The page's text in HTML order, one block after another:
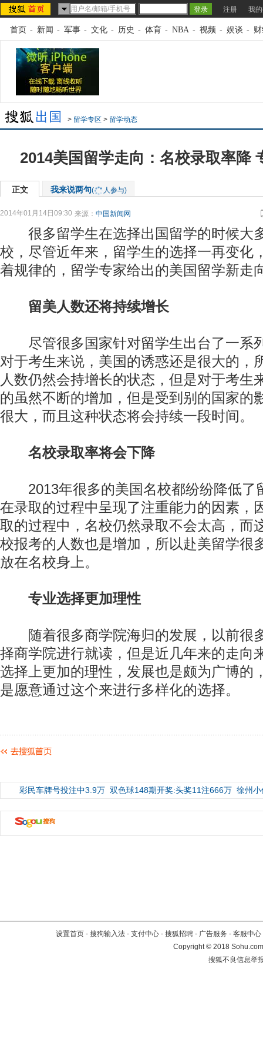
注册 我
首页 - 新闻 - 军事 - 文化 - 历史 - 体育 - NBA - 视频 - 娱谈 -
> 留学专区 > 留学动态
2014美国留学走向：名校录取率降
正文 我来说两句( 人参与)
2014年01月14日09:30 来源： 中国新闻网
很多留学生在选择出国留学的时候大
校，尽管近年来，留学生的选择一再变化
着规律的，留学专家给出的美国留学新走
留美人数还将持续增长
尽管很多国家针对留学生出台了一系
对于考生来说，美国的诱惑还是很大的，
人数仍然会持增长的状态，但是对于考生
的虽然不断的增加，但是受到别的国家的
很大，而且这种状态将会持续一段时间。
名校录取率将会下降
2013年很多的美国名校都纷纷降低了
在录取的过程中呈现了注重能力的因素，
取的过程中，名校仍然录取不会太高，而
校报考的人数也是增加，所以赴美留学很
放在名校身上。
专业选择更加理性
随着很多商学院海归的发展，以前很
择商学院进行就读，但是近几年来的走向
选择上更加的理性，发展也是颇为广博的
是愿意通过这个来进行多样化的选择。
彩民车牌号投注中3.9万 双色球148期开奖:头奖11注666万 徐州
设置首页 - 搜狗输入法 - 支付中心 - 搜狐招聘 - 广告服务 - 客服中心
Copyright©2018
搜狐不良信息举